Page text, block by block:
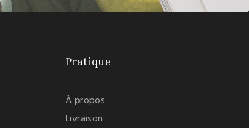
Pratique
À propos
Livraison